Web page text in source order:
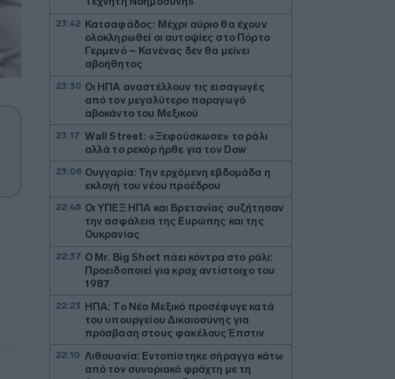
23:42 Κατσαφάδος: Μέχρι αύριο θα έχουν
ολοκληρωθεί οι αυτοψίες στο Πόρτο
Γερμενό – Κανένας δεν θα μείνει
αβοήθητος
23:30 Οι ΗΠΑ αναστέλλουν τις εισαγωγές
από τον μεγαλύτερο παραγωγό
αβοκάντο του Μεξικού
23:17 Wall Street: «Ξεφούσκωσε» το ράλι
αλλά το ρεκόρ ήρθε για τον Dow
23:08 Ουγγαρία: Την ερχόμενη εβδομάδα η
εκλογή του νέου προέδρου
22:48 Οι ΥΠΕΞ ΗΠΑ και Βρετανίας συζήτησαν
την ασφάλεια της Ευρώπης και της
Ουκρανίας
22:37 O Mr. Big Short πάει κόντρα στο ράλι:
Προειδοποιεί για κραχ αντίστοιχο του
1987
22:23 ΗΠΑ: Το Νέο Μεξικό προσέφυγε κατά
του υπουργείου Δικαιοσύνης για
πρόσβαση στους φακέλους Έπστιν
22:10 Λιθουανία: Εντοπίστηκε σήραγγα κάτω
από τον συνοριακό φράχτη με τη